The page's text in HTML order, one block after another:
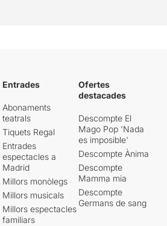
Entrades
Abonaments
teatrals
Tiquets Regal
Entrades
espectacles a
Madrid
Millors monòlegs
Millors musicals
Millors espectacles
familiars
Ofertes
destacades
Descompte El
Mago Pop 'Nada
es imposible'
Descompte Ànima
Descompte
Mamma mia
Descompte
Germans de sang